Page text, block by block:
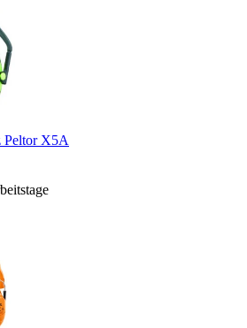
Peltor X5A